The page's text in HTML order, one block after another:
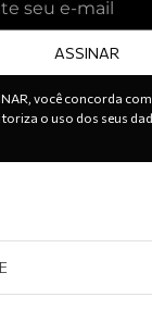
ASSINAR
você concorda
o uso dos seus